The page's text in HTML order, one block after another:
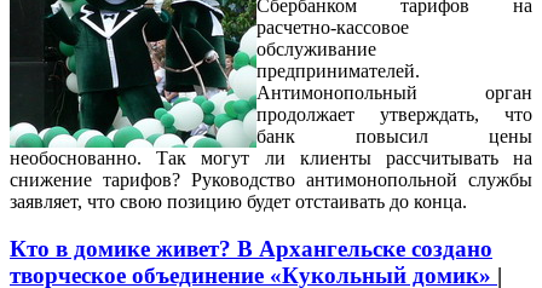
Сбербанком тарифов на
расчетно-кассовое
обслуживание
предпринимателей.
Антимонопольный орган
продолжает утверждать, что
банк повысил цены
необоснованно. Так могут ли клиенты рассчитывать на
снижение тарифов? Руководство антимонопольной службы
заявляет, что свою позицию будет отстаивать до конца.
Кто в домике живет? В Архангельске создано
творческое объединение «Кукольный домик» |